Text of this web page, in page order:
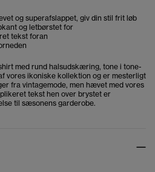
og superafslappet, giv din stil frit løb
og letbørstet for
tekst foran
med rund halsudskæring, tone i tone-
vores ikoniske kollektion og er mesterligt
fra vintagemode, men hævet med vores
tekst hen over brystet er
til sæsonens garderobe.